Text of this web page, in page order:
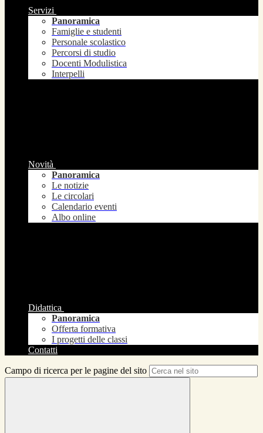
Servizi
Panoramica
Famiglie e studenti
Personale scolastico
Percorsi di studio
Docenti Modulistica
Interpelli
Novità
Panoramica
Le notizie
Le circolari
Calendario eventi
Albo online
Didattica
Panoramica
Offerta formativa
I progetti delle classi
Contatti
Campo di ricerca per le pagine del sito